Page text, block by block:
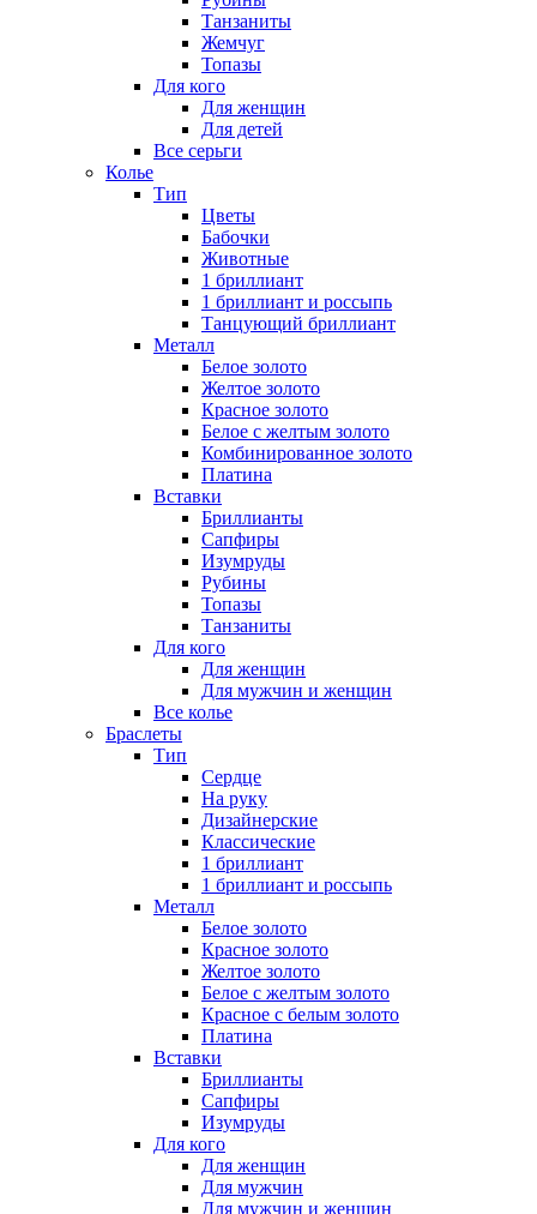
Танзаниты
Жемчуг
Топазы
Для кого
Для женщин
Для детей
Все серьги
Колье
Тип
Цветы
Бабочки
Животные
1 бриллиант
1 бриллиант и россыпь
Танцующий бриллиант
Металл
Белое золото
Желтое золото
Красное золото
Белое с желтым золото
Комбинированное золото
Платина
Вставки
Бриллианты
Сапфиры
Изумруды
Рубины
Топазы
Танзаниты
Для кого
Для женщин
Для мужчин и женщин
Все колье
Браслеты
Тип
Сердце
На руку
Дизайнерские
Классические
1 бриллиант
1 бриллиант и россыпь
Металл
Белое золото
Красное золото
Желтое золото
Белое с желтым золото
Красное с белым золото
Платина
Вставки
Бриллианты
Сапфиры
Изумруды
Для кого
Для женщин
Для мужчин
Для мужчин и женщин